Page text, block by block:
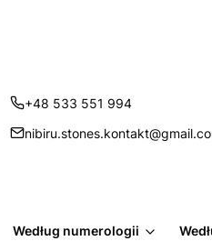
+48 533 551 994
Według numerologii